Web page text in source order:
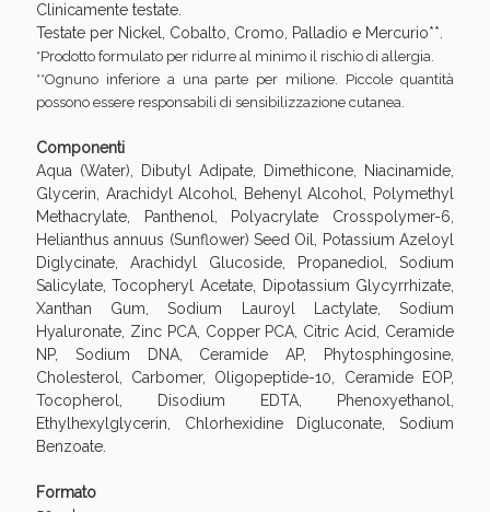
Clinicamente testate.
Testate per Nickel, Cobalto, Cromo, Palladio e Mercurio**.
*Prodotto formulato per ridurre al minimo il rischio di allergia.
**Ognuno inferiore a una parte per milione. Piccole quantità
possono essere responsabili di sensibilizzazione cutanea.
Componenti
Aqua (Water), Dibutyl Adipate, Dimethicone, Niacinamide,
Glycerin, Arachidyl Alcohol, Behenyl Alcohol, Polymethyl
Methacrylate, Panthenol, Polyacrylate Crosspolymer-6,
Helianthus annuus (Sunflower) Seed Oil, Potassium Azeloyl
Diglycinate, Arachidyl Glucoside, Propanediol, Sodium
Salicylate, Tocopheryl Acetate, Dipotassium Glycyrrhizate,
Xanthan Gum, Sodium Lauroyl Lactylate, Sodium
Hyaluronate, Zinc PCA, Copper PCA, Citric Acid, Ceramide
NP, Sodium DNA, Ceramide AP, Phytosphingosine,
Cholesterol, Carbomer, Oligopeptide-10, Ceramide EOP,
Tocopherol, Disodium EDTA, Phenoxyethanol,
Ethylhexylglycerin, Chlorhexidine Digluconate, Sodium
Benzoate.
Formato